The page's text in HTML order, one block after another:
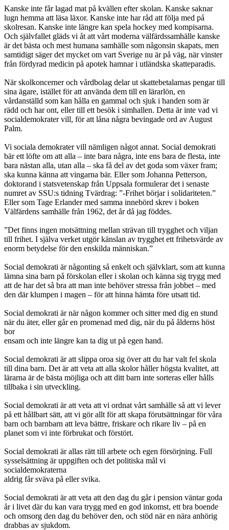
Kanske inte får lagad mat på kvällen efter skolan. Kanske saknar
lugn hemma att läsa läxor. Kanske inte har råd att följa med på
skolresan. Kanske inte längre kan spela hockey med kompisarna.
Och självfallet gläds vi åt att vårt moderna välfärdssamhälle kanske
är det bästa och mest humana samhälle som någonsin skapats, men
samtidigt säger det mycket om vart Sverige nu är på väg, när vinster
från fördyrad medicin på apotek hamnar i utländska skatteparadis.
När skolkoncerner och vårdbolag delar ut skattebetalarnas pengar till
sina ägare, istället för att använda dem till en lärarlön, en
vårdanställd som kan hålla en gammal och sjuk i handen som är
rädd och har ont, eller till ett besök i simhallen. Detta är inte vad vi
socialdemokrater vill, för att låna några bevingade ord av August
Palm.
Vi sociala demokrater vill nämligen något annat. Social demokrati
bär ett löfte om att alla – inte bara några, inte ens bara de flesta, inte
bara nästan alla, utan alla – ska få del av det goda som växer fram;
ska kunna känna att vingarna bär. Eller som Johanna Petterson,
doktorand i statsvetenskap från Uppsala formulerar det i senaste
numret av SSU:s tidning Tvärdrag: ”-Frihet börjar i solidariteten.”
Eller som Tage Erlander med samma innebörd skrev i boken
Välfärdens samhälle från 1962, det år då jag föddes.
”Det finns ingen motsättning mellan strävan till trygghet och viljan
till frihet. I själva verket utgör känslan av trygghet ett frihetsvärde av
enorm betydelse för den enskilda människan.”
Social demokrati är någonting så enkelt och självklart, som att kunna
lämna sina barn på förskolan eller i skolan och känna sig trygg med
att de har det så bra att man inte behöver stressa från jobbet – med
den där klumpen i magen – för att hinna hämta före utsatt tid.
Social demokrati är när någon kommer och sitter med dig en stund
när du äter, eller går en promenad med dig, när du på ålderns höst
bor
ensam och inte längre kan ta dig ut på egen hand.
Social demokrati är att slippa oroa sig över att du har valt fel skola
till dina barn. Det är att veta att alla skolor håller högsta kvalitet, att
lärarna är de bästa möjliga och att ditt barn inte sorteras eller hålls
tillbaka i sin utveckling.
Social demokrati är att veta att vi ordnat vårt samhälle så att vi lever
på ett hållbart sätt, att vi gör allt för att skapa förutsättningar för våra
barn och barnbarn att leva bättre, friskare och rikare liv – på en
planet som vi inte förbrukat och förstört.
Social demokrati är allas rätt till arbete och egen försörjning. Full
sysselsättning är uppgiften och det politiska mål vi
socialdemokraterna
aldrig får sväva på eller svika.
Social demokrati är att veta att den dag du går i pension väntar goda
år i livet där du kan vara trygg med en god inkomst, ett bra boende
och omsorg den dag du behöver den, och stöd när en nära anhörig
drabbas av sjukdom.